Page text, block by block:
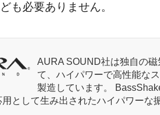
も必要ありません。
AURA SOUND社は独自の
て、ハイパワーで高性能な
製造しています。
として生み出されたハイパワーな